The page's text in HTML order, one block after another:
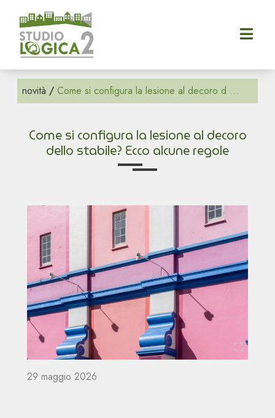
home
azienda
intervento
partner
novità
contatti
area
riservata
seguici
novità / Come si configura la lesione al decoro d ...
Come si configura la lesione al decoro
dello stabile? Ecco alcune regole
29 maggio 2026
Categorie
DI
CIVILE
CONVIVENZA
RISTRUTTURAZIONI
AGEVOLAZIONI
Tags
110
50
Agevolazioni
Bonus
Servizi
Offerti
Superbonus